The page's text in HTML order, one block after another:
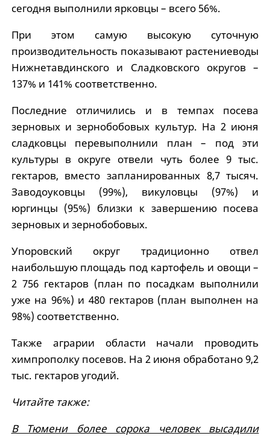
сегодня выполнили ярковцы – всего 56%.
При этом самую высокую суточную
производительность показывают растениеводы
Нижнетавдинского и Сладковского округов –
137% и 141% соответственно.
Последние отличились и в темпах посева
зерновых и зернобобовых культур. На 2 июня
сладковцы перевыполнили план – под эти
культуры в округе отвели чуть более 9 тыс.
гектаров, вместо запланированных 8,7 тысяч.
Заводоуковцы (99%), викуловцы (97%) и
юргинцы (95%) близки к завершению посева
зерновых и зернобобовых.
Упоровский округ традиционно отвел
наибольшую площадь под картофель и овощи –
2 756 гектаров (план по посадкам выполнили
уже на 96%) и 480 гектаров (план выполнен на
98%) соответственно.
Также аграрии области начали проводить
химпрополку посевов. На 2 июня обработано 9,2
тыс. гектаров угодий.
Читайте также:
В Тюмени более сорока человек высадили